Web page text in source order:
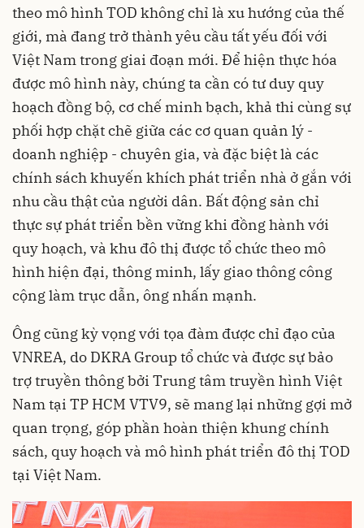
theo mô hình TOD không chỉ là xu hướng của thế
giới, mà đang trở thành yêu cầu tất yếu đối với
Việt Nam trong giai đoạn mới. Để hiện thực hóa
được mô hình này, chúng ta cần có tư duy quy
hoạch đồng bộ, cơ chế minh bạch, khả thi cùng sự
phối hợp chặt chẽ giữa các cơ quan quản lý -
doanh nghiệp - chuyên gia, và đặc biệt là các
chính sách khuyến khích phát triển nhà ở gắn với
nhu cầu thật của người dân. Bất động sản chỉ
thực sự phát triển bền vững khi đồng hành với
quy hoạch, và khu đô thị được tổ chức theo mô
hình hiện đại, thông minh, lấy giao thông công
cộng làm trục dẫn, ông nhấn mạnh.
Ông cũng kỳ vọng với tọa đàm được chỉ đạo của
VNREA, do DKRA Group tổ chức và được sự bảo
trợ truyền thông bởi Trung tâm truyền hình Việt
Nam tại TP HCM VTV9, sẽ mang lại những gợi mở
quan trọng, góp phần hoàn thiện khung chính
sách, quy hoạch và mô hình phát triển đô thị TOD
tại Việt Nam.